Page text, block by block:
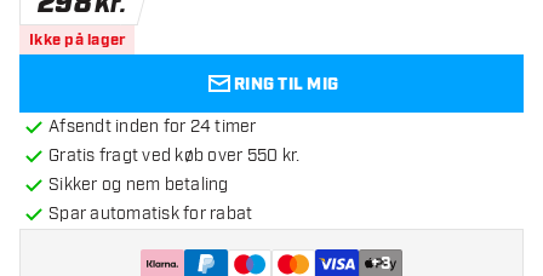
Ikke på lager
RING TIL MIG
Afsendt inden for 24 timer
Gratis fragt ved køb over 550 kr.
Sikker og nem betaling
Spar automatisk for rabat
+3